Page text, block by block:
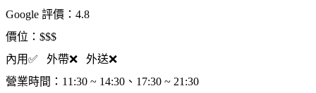
Google 評價：4.8
價位：$$$
內用✅ 外帶❌ 外送❌
營業時間：11:30 ~ 14:30、17:30 ~ 21:30